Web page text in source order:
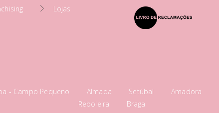
Lojas
- Campo Pequeno Almada Setúbal Amadora
Reboleira
Braga